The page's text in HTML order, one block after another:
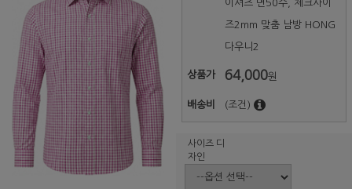
이셔츠 면50수, 체크사이
즈2mm 맞춤 남방 HONG
다우니2
상품가 64,000원
배송비 (조건)
사이즈 디
자인